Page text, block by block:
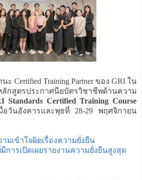
Certified Training Partner ของ GRI ใน
ลักสูตรประกาศนียบัตรวิชาชีพด้านความ
Standards Certified Training Course
อวันอังคารและพุธที่ 28-29 พฤศจิกายน
มเข้าใจผิดเรื่องความยั่งยืน
การเปิดเผยรายงานความยั่งยืนสูงสุด